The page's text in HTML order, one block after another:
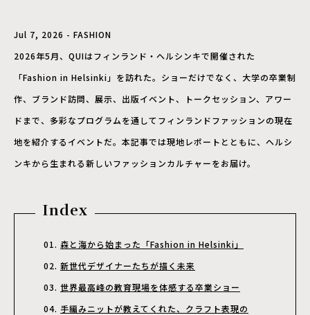
Jul 7, 2026 - FASHION
2026年5月、QUIはフィンランド・ヘルシンキで開催された
「Fashion in Helsinki」を訪れた。ショーだけでなく、大学の卒業制
作、ブランド訪問、展示、出版イベント、トークセッション、アワー
ドまで、多彩なプログラムを通してフィンランドファッションの現在
地を紹介するイベントだ。本記事では現地レポートとともに、ヘルシ
ンキから生まれる新しいファッションカルチャーをお届け。
Index
森と海から始まった「Fashion in Helsinki」
新世代デザイナーたちが描く未来
世界最高峰の教育現場を体感する卒業ショー
手編みニットが教えてくれた、クラフト表現の